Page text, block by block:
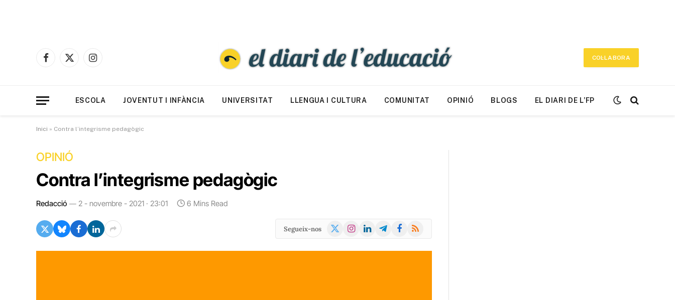
Facebook
X
Instagram
COL·LABORA
ESCOLA JOVENTUT I INFÀNCIA UNIVERSITAT LLENGUA I CULTURA COMUNITAT OPINIÓ BLOGS EL DIARI DE L’FP
Inici » Contra l’integrisme pedagògic
OPINIÓ
Contra l’integrisme pedagògic
Redacció 2 - novembre - 2021 · 23:01 6 Mins Read
Segueix-nos
X
Instagram
LinkedInTelegramFacebook
RSS